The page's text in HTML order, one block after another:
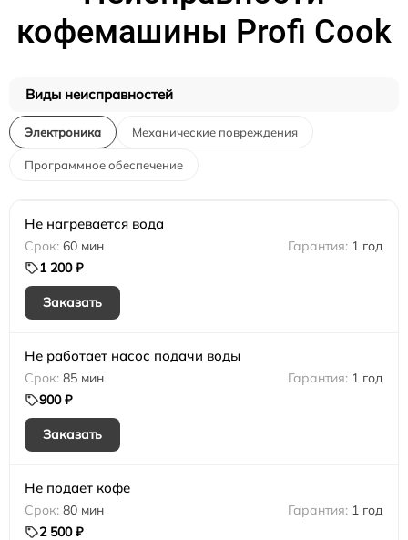
кофемашины Profi Cook
Виды неисправностей
Электроника Механические повреждения
Программное обеспечение
Не нагревается вода
60 мин
1 год
1 200 ₽
Заказать
Не работает насос подачи воды
85 мин
1 год
900 ₽
Заказать
Не подает кофе
80 мин
1 год
2 500 ₽